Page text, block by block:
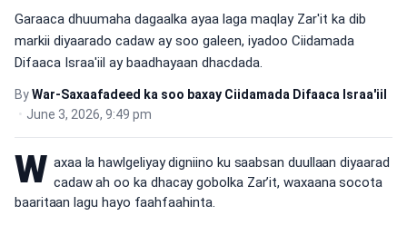
Garaaca dhuumaha dagaalka ayaa laga maqlay Zar'it ka dib
markii diyaarado cadaw ay soo galeen, iyadoo Ciidamada
Difaaca Israa'iil ay baadhayaan dhacdada.
ByWar-Saxaafadeed ka soo baxay Ciidamada Difaaca Israa'iil
• June 3, 2026, 9:49 pm
W axaa la hawlgeliyay digniino ku saabsan duullaan diyaarad
cadaw ah oo ka dhacay gobolka Zar’it, waxaana socota
baaritaan lagu hayo faahfaahinta.